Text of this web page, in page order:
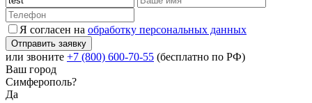
Я согласен на обработку персональных данных
или звоните +7 (800) 600-70-55 (бесплатно по РФ)
Ваш город
Симферополь?
Да